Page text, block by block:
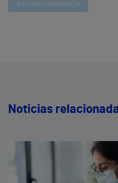
#universidadNebrija
Noticias